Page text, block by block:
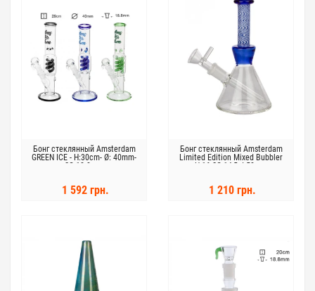
Бонг стеклянный Amsterdam
GREEN ICE - H:30cm- Ø: 40mm-
SG:18.8mm
1 592 грн.
Бонг стеклянный Amsterdam
Limited Edition Mixed Bubbler
H:16 SG:14,5 d:50mm
1 210 грн.